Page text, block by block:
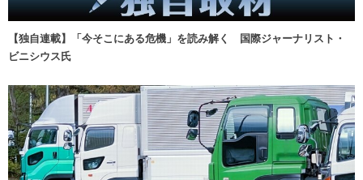
【独自連載】「今そこにある危機」を読み解く 国際ジャーナリスト・
ビニシウス氏